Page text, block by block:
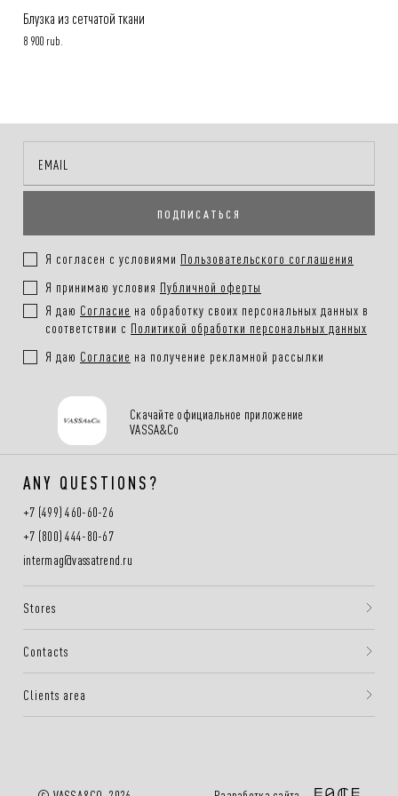
Блузка из сетчатой ткани
8 900 rub.
ПОДПИСАТЬСЯ
Я согласен с условиями Пользовательского соглашения
Я принимаю условия Публичной оферты
Я даю Согласие на обработку своих персональных данных в
соответствии с Политикой обработки персональных данных
Я даю Согласие на получение рекламной рассылки
Скачайте официальное приложение
VASSA&Co
ANY QUESTIONS?
+7 (499) 460-60-26
+7 (800) 444-80-67
intermag@vassatrend.ru
Stores
Contacts
Clients area